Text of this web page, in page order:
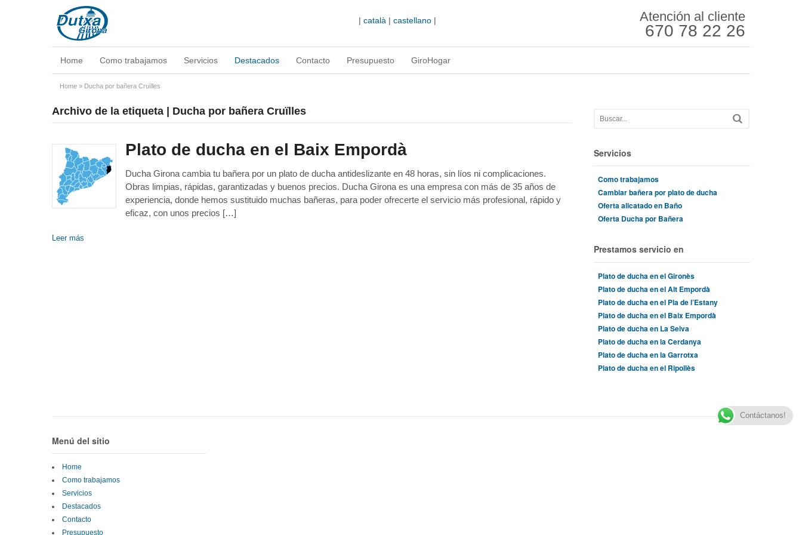
|català |castellano | Atención al cliente
670 78 22 26
Home Como trabajamos Servicios Destacados Contacto Presupuesto GiroHogar
Home » Ducha por bañera Cruïlles
Archivo de la etiqueta | Ducha por bañera Cruïlles
Plato de ducha en el Baix Empordà
Ducha Girona cambia tu bañera por un plato de ducha antideslizante en 48 horas, sin líos ni complicaciones.
Obras limpias, rápidas, garantizadas y buenos precios. Ducha Girona es una empresa con más de 35 años de
experiencia, donde hemos sustituido muchas bañeras, para poder ofrecerte el servicio más profesional, rápido y
eficaz, con unos precios […]
Leer más
Servicios
Como trabajamos
Cambiar bañera por plato de ducha
Oferta alicatado en Baño
Oferta Ducha por Bañera
Prestamos servicio en
Plato de ducha en el Gironès
Plato de ducha en el Alt Empordà
Plato de ducha en el Pla de l’Estany
Plato de ducha en el Baix Empordà
Plato de ducha en La Selva
Plato de ducha en la Cerdanya
Plato de ducha en la Garrotxa
Plato de ducha en el Ripollès
Menú del sitio
Home
Como trabajamos
Servicios
Destacados
Contacto
Presupuesto
Contáctanos!